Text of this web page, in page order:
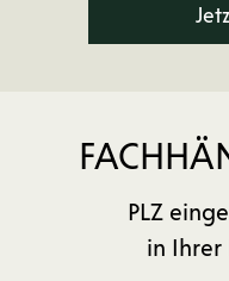
PLZ
in